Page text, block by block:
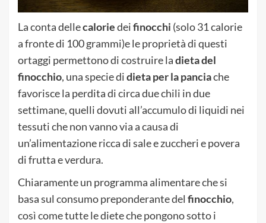
La conta dellecaloriedeifinocchi (solo 31 calorie
a fronte di 100 grammi)e le proprietà di questi
ortaggi permettono di costruire ladieta del
finocchio, una specie didieta per la panciache
favorisce la perdita di circa due chili in due
settimane, quelli dovuti all’accumulo di liquidi nei
tessuti che non vanno via a causa di
un’alimentazione ricca di sale e zuccheri e povera
di frutta e verdura.
Chiaramente un programma alimentare che si
basa sul consumo preponderante del finocchio,
così come tutte le diete che pongono sotto i